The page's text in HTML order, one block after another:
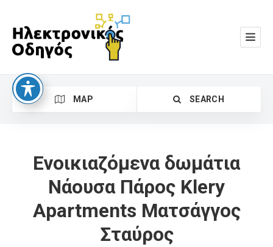
MAP SEARCH
Search
Ενοικιαζόμενα δωμάτια
Νάουσα Πάρος Klery
Apartments Ματσάγγος
Σταύρος